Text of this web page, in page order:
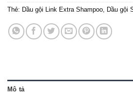
Thẻ: Dầu gội Link Extra Shampoo, Dầu gội
Mô tả